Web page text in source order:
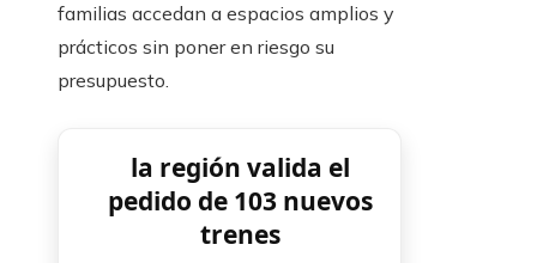
familias accedan a espacios amplios y
prácticos sin poner en riesgo su
presupuesto.
la región valida el
pedido de 103 nuevos
trenes